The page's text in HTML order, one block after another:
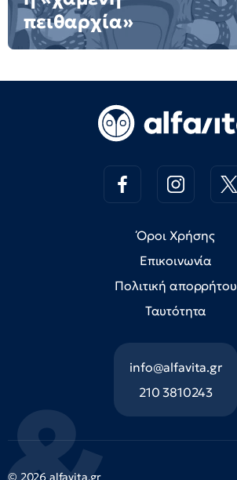
πειθαρχία»
Όροι Χρήσης
Επικοινωνία
Πολιτική απορρήτου
Ταυτότητα
info@alfavita.gr
210 3810243
© 2026 alfavita.gr